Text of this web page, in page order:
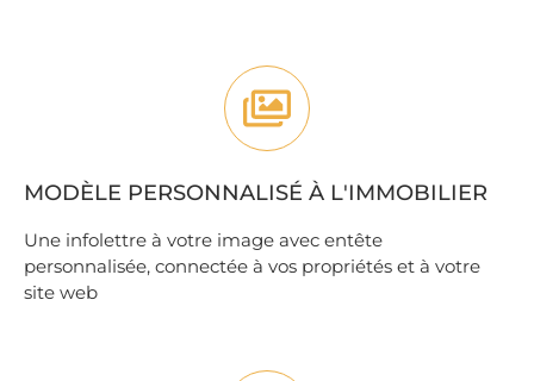
MODÈLE PERSONNALISÉ À L'IMMOBILIER
Une infolettre à votre image avec entête
personnalisée, connectée à vos propriétés et à votre
site web